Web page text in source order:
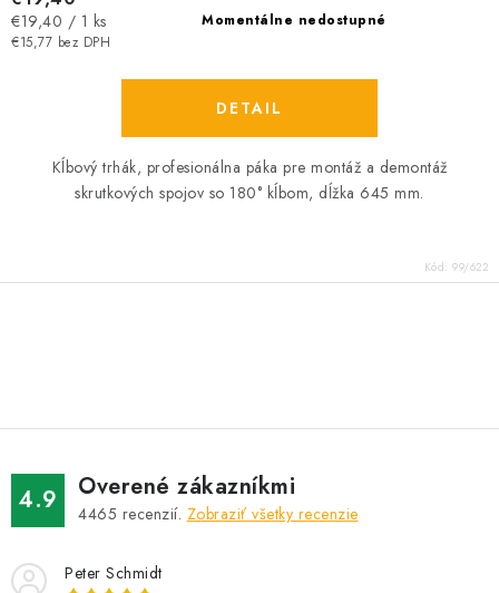
Momentálne nedostupné
€15,77 bez DPH
Jednotková
cena:
€19,40 / 1 ks
DETAIL
Kĺbový trhák, profesionálna páka pre montáž a demontáž
skrutkových spojov so 180° kĺbom, dĺžka 645 mm.
Kód: 99/622
á
d
a
c
e
4.9 Overené zákazníkmi
4465 recenzií. Zobraziť všetky recenzie
Peter Schmidt